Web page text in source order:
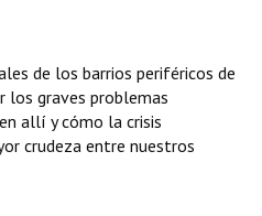
de los barrios periféricos de
los graves problemas
allí y cómo la crisis
crudeza entre nuestros